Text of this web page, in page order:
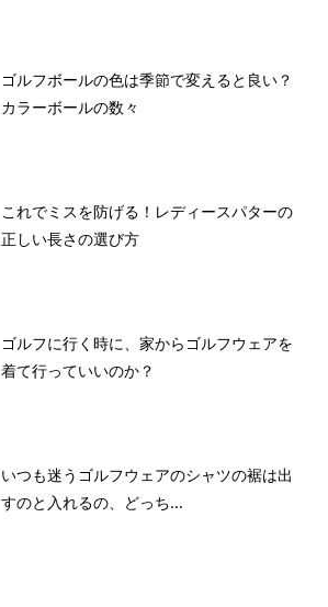
ゴルフボールの色は季節で変えると良い？
カラーボールの数々
これでミスを防げる！レディースパターの
正しい長さの選び方
ゴルフに行く時に、家からゴルフウェアを
着て行っていいのか？
いつも迷うゴルフウェアのシャツの裾は出
すのと入れるの、どっち...